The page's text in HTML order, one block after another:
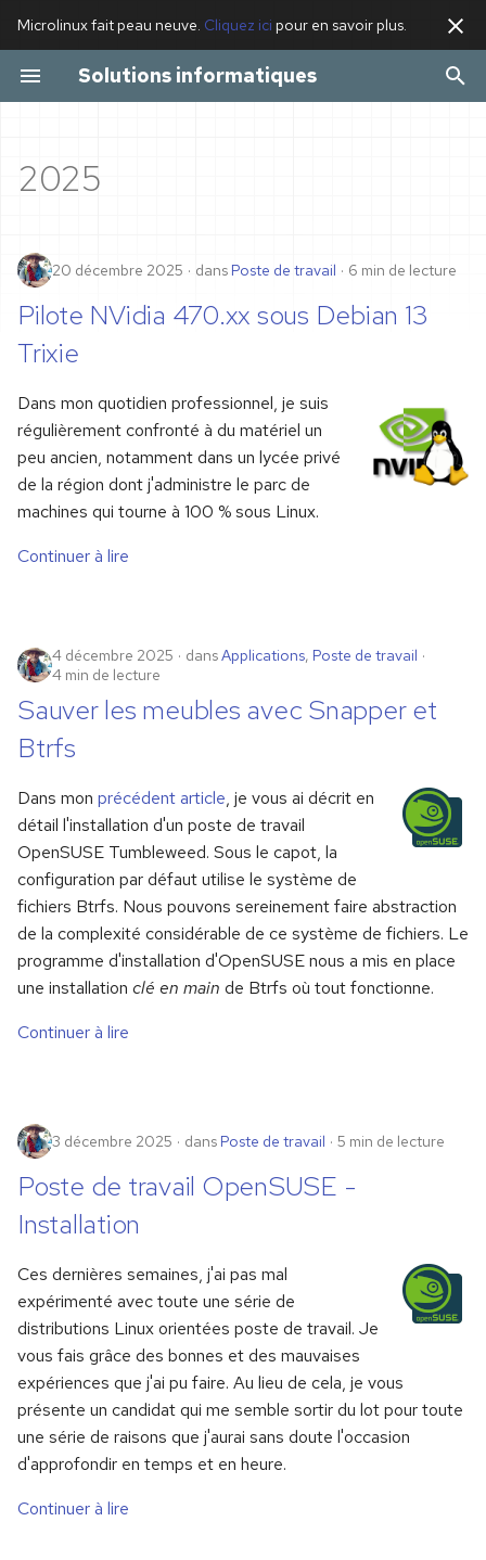
Microlinux fait peau neuve. Cliquez ici pour en savoir plus.
Solutions informatiques
t
a
l
i
t
e
a
c
h
e
r
Nom de domaine
Serveur de messagerie
Site web et blog
Progiciel de gestion
Stockage réseau
Maintenance
Poste de travail
Serveur
2025
20 décembre 2025 dans Poste de travail 6 min de lecture
Pilote NVidia 470.xx sous Debian 13
Trixie
Dans mon quotidien professionnel, je suis
régulièrement confronté à du matériel un
peu ancien, notamment dans un lycée privé
de la région dont j'administre le parc de
machines qui tourne à 100 % sous Linux.
Continuer à lire
4 décembre 2025 dansApplications, Poste de travail
4 min de lecture
Sauver les meubles avec Snapper et
Btrfs
Dans mon précédent article, je vous ai décrit en
détail l'installation d'un poste de travail
OpenSUSE Tumbleweed. Sous le capot, la
configuration par défaut utilise le système de
fichiers Btrfs. Nous pouvons sereinement faire abstraction
de la complexité considérable de ce système de fichiers. Le
programme d'installation d'OpenSUSE nous a mis en place
une installation clé en main de Btrfs où tout fonctionne.
Continuer à lire
3 décembre 2025 dans Poste de travail 5 min de lecture
Poste de travail OpenSUSE -
Installation
Ces dernières semaines, j'ai pas mal
expérimenté avec toute une série de
distributions Linux orientées poste de travail. Je
vous fais grâce des bonnes et des mauvaises
expériences que j'ai pu faire. Au lieu de cela, je vous
présente un candidat qui me semble sortir du lot pour toute
une série de raisons que j'aurai sans doute l'occasion
d'approfondir en temps et en heure.
Continuer à lire